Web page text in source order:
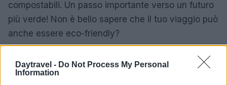
Daytravel - Do Not Process My Personal
Information
compostabili. Un passo importante verso un futuro
più verde! Non è bello sapere che il tuo viaggio può
anche essere eco-friendly?
destinazioni da sogno comeMaldive,Repubblica